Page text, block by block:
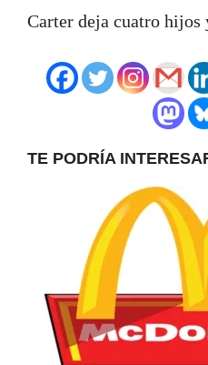
Carter deja cuatro hijos
TE PODRÍA